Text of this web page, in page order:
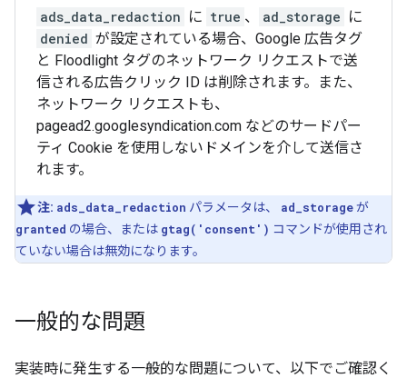
ads_data_redaction に true 、 ad_storage に
denied が設定されている場合、Google 広告タグ
と Floodlight タグのネットワーク リクエストで送
信される広告クリック ID は削除されます。また、
ネットワーク リクエストも、
pagead2.googlesyndication.com などのサードパー
ティ Cookie を使用しないドメインを介して送信さ
れます。
注: ads_data_redaction パラメータは、 ad_storageが
granted の場合、または gtag('consent') コマンドが使用され
ていない場合は無効になります。
一般的な問題
実装時に発生する一般的な問題について、以下でご確認く